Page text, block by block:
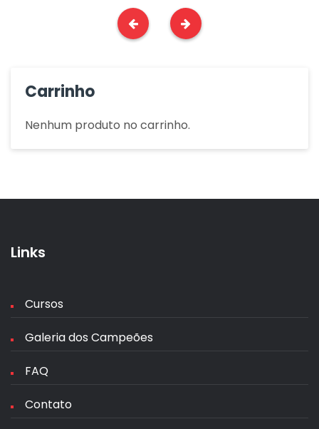
Carrinho
Nenhum produto no carrinho.
Links
Cursos
Galeria dos Campeões
FAQ
Contato